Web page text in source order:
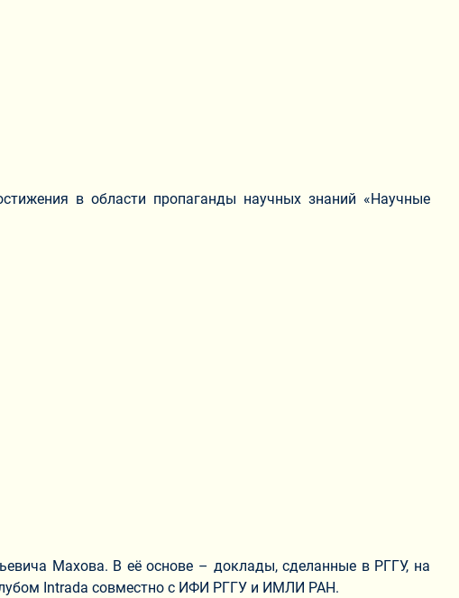
в области пропаганды научных знаний «Научные
Махова. В её основе – доклады, сделанные в РГГУ, на
Intrada совместно с ИФИ РГГУ и ИМЛИ РАН.